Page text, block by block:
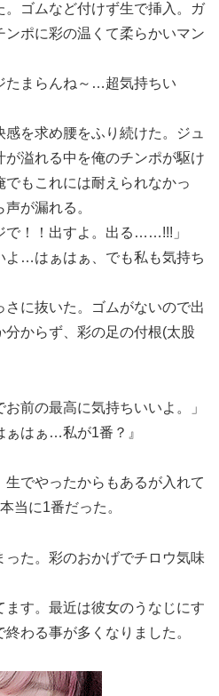
ゴムなど付けず生で挿入。ガ
ポに彩の温くて柔らかいマン
たまらんね～…超気持ちい
を求め腰をふり続けた。ジュ
溢れる中を俺のチンポが駆け
もこれには耐えられなかっ
が漏れる。
で！！出すよ。出る……!!!」
よ…はぁはぁ、でも私も気持ち
さに抜いた。ゴムがないので出
からず、彩の足の付根(太股
前の最高に気持ちいいよ。」
はぁ…私が1番？』
でやったからもあるが入れて
当に1番だった。
た。彩のおかげでチロウ気味
す。最近は彼女のうなじにす
わる事が多くなりました。